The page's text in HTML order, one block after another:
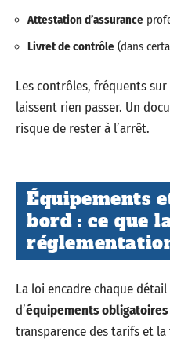
Attestation d’assurance
Livret de contrôle (dans
Les contrôles, fréquents
laissent rien passer. Un
risque de rester à l’arrêt.
Équipements
bord : ce que
La loi encadre chaque détail
d’équipements obligatoires
transparence des tarifs et